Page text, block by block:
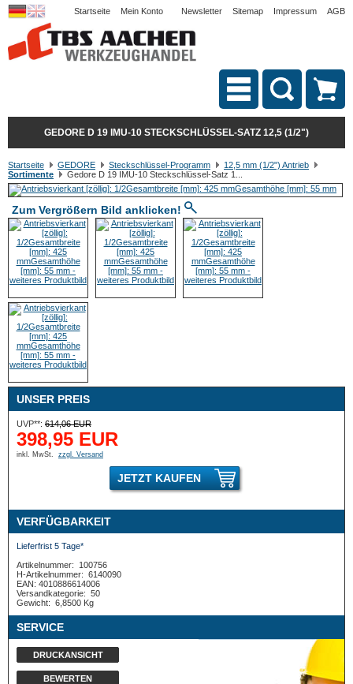
Startseite Mein Konto Newsletter Sitemap Impressum AGB
GEDORE D 19 IMU-10 STECKSCHLÜSSEL-SATZ 12,5 (1/2")
Startseite GEDORE Steckschlüssel-Programm
12,5 mm (1/2") Antrieb
Sortimente
Gedore D 19 IMU-10 Steckschlüssel-Satz 1...
Zum Vergrößern Bild anklicken!
UNSER PREIS
UVP**: 614,06 EUR
398,95 EUR
inkl. MwSt. zzgl. Versand
JETZT KAUFEN
VERFÜGBARKEIT
Lieferfrist 5 Tage*
Artikelnummer:
100756
H-Artikelnummer: 6140090
EAN: 4010886614006
Versandkategorie: 50
Gewicht: 6,8500 Kg
SERVICE
DRUCKANSICHT
BEWERTEN